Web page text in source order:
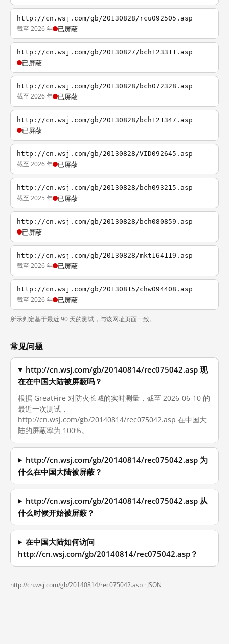
http://cn.wsj.com/gb/20130828/rcu092505.asp
截至 2026 年 已屏蔽
http://cn.wsj.com/gb/20130827/bch123311.asp
已屏蔽
http://cn.wsj.com/gb/20130828/bch072328.asp
截至 2026 年 已屏蔽
http://cn.wsj.com/gb/20130828/bch121347.asp
已屏蔽
http://cn.wsj.com/gb/20130828/VID092645.asp
截至 2026 年 已屏蔽
http://cn.wsj.com/gb/20130828/bch093215.asp
截至 2025 年 已屏蔽
http://cn.wsj.com/gb/20130828/bch080859.asp
已屏蔽
http://cn.wsj.com/gb/20130828/mkt164119.asp
截至 2026 年 已屏蔽
http://cn.wsj.com/gb/20130815/chw094408.asp
截至 2026 年 已屏蔽
所示判定基于最近 90 天的测试，与该网址页面一致。
常见问题
http://cn.wsj.com/gb/20140814/rec075042.asp 现
在在中国大陆被屏蔽吗？
根据 GreatFire 对防火长城的实时测量，截至 2026-06-10 的
最近一次测试，
http://cn.wsj.com/gb/20140814/rec075042.asp 在中国大
陆的屏蔽率为 100%。
http://cn.wsj.com/gb/20140814/rec075042.asp 为
什么在中国大陆被屏蔽？
http://cn.wsj.com/gb/20140814/rec075042.asp 从
什么时候开始被屏蔽？
在中国大陆如何访问
http://cn.wsj.com/gb/20140814/rec075042.asp？
http://cn.wsj.com/gb/20140814/rec075042.asp · JSON